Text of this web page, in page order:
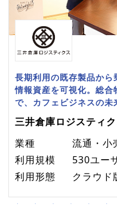
長期利用の既存製品か
情報資産を可視化。総
で、カフェビジネスの未
三井倉庫ロジスティ
業種
流通・小
利用規模
530ユー
利用形態
クラウド